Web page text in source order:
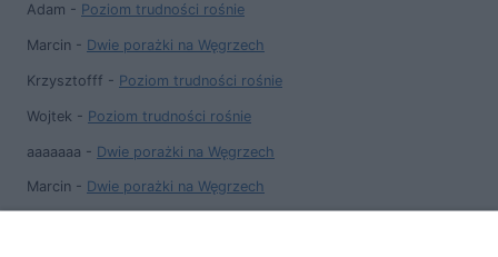
Adam - Poziom trudności rośnie
Marcin - Dwie porażki na Węgrzech
Krzysztofff - Poziom trudności rośnie
Wojtek - Poziom trudności rośnie
aaaaaaa - Dwie porażki na Węgrzech
Marcin - Dwie porażki na Węgrzech